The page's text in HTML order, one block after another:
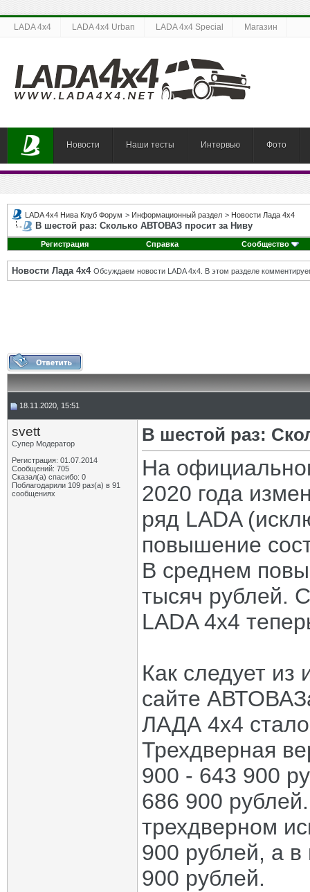
LADA 4x4 LADA 4x4 Urban LADA 4x4 Special Магазин
Новости Наши тесты Интервью Фото
LADA 4x4 Нива Клуб Форум > Информационный раздел > Новости Лада 4х4
В шестой раз: Сколько АВТОВАЗ просит за Ниву
Регистрация Справка Сообщество
Новости Лада 4х4 Обсуждаем новости LADA 4x4. В этом разделе
18.11.2020, 15:51
svett
Супер Модератор
Регистрация: 01.07.2014
Сообщений: 705
Сказал(а) спасибо: 0
Поблагодарили 109 раз(а) в 91
сообщениях
В шестой раз:
На
2020 года
ряд LADA
повышение
В среднем
тысяч рублей.
LADA 4х4
Как следует
сайте
ЛАДА 4х4
Трехдверная
900 - 643 900
686 900
трехдверном
900 рублей, а
900 рублей.